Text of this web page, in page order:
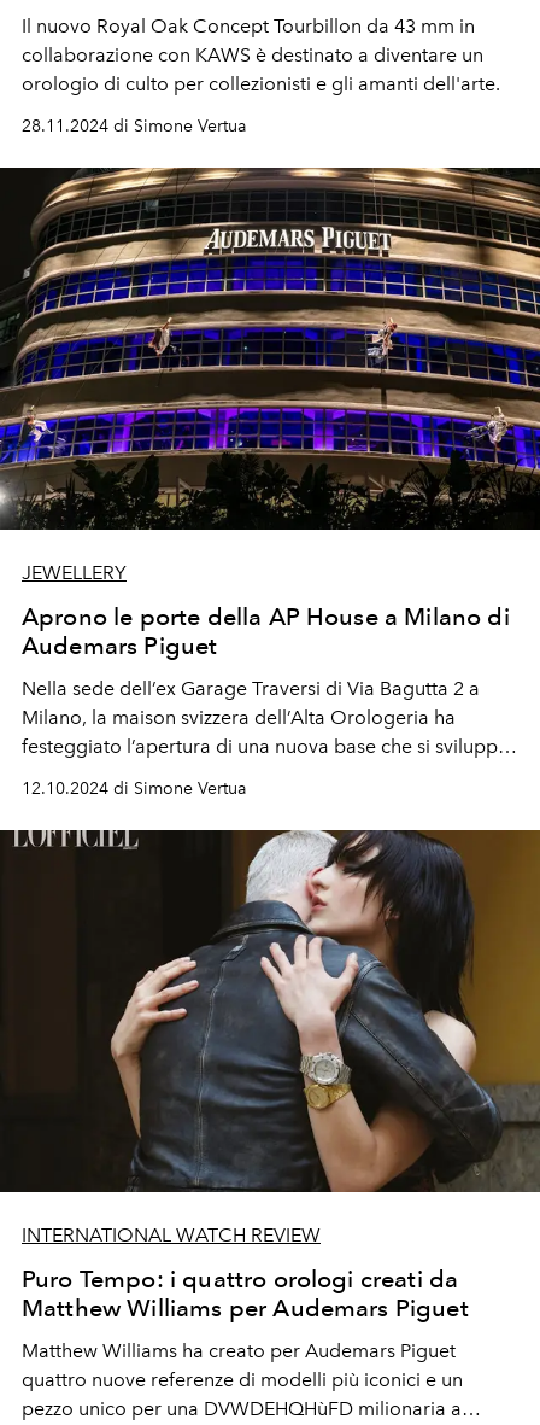
Il nuovo Royal Oak Concept Tourbillon da 43 mm in
collaborazione con KAWS è destinato a diventare un
orologio di culto per collezionisti e gli amanti dell'arte.
28.11.2024 di Simone Vertua
JEWELLERY
Aprono le porte della AP House a Milano di
Audemars Piguet
Nella sede dell’ex Garage Traversi di Via Bagutta 2 a
Milano, la maison svizzera dell’Alta Orologeria ha
festeggiato l’apertura di una nuova base che si sviluppa
su sette piani e riporta la firma dall’architetto Piero
12.10.2024 di Simone Vertua
INTERNATIONAL WATCH REVIEW
Puro Tempo: i quattro orologi creati da
Matthew Williams per Audemars Piguet
Matthew Williams ha creato per Audemars Piguet
quattro nuove referenze di modelli più iconici e un
pezzo unico per una DVWDEHQHùFD milionaria a